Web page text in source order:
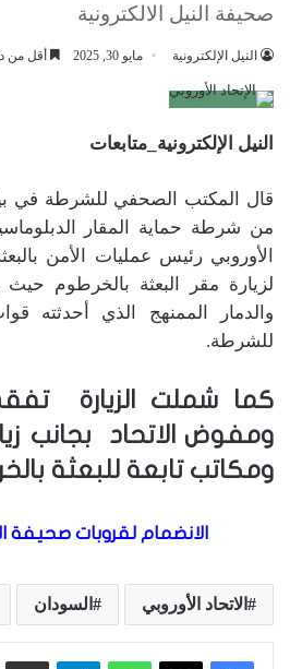
صحيفة النيل الالكترونية
النيل الإلكترونية مايو 30, 2025 أقل من
النيل الإلكترونية_متابعات
قال المكتب الصحفي للشرطة في
من شرطة حماية المقار
الأوروبي رئيس عمليات الأمن
لزيارة مقر البعثة بالخرطوم
والدمار الممنهج الذي أحدثته
للشرطة.
كما شملت الزيارة
ومكاتب تابعة للبعثة
الانضمام لقروبات صحيفة
الاتحاد الأوروبي السودان
واتساب تيلقرام